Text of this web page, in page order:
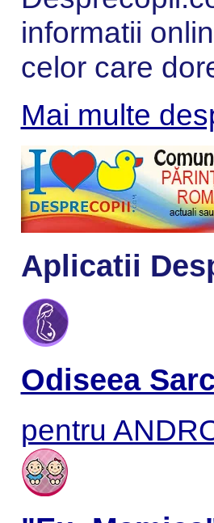
informatii
celor care
Mai multe
Aplicatii
Odiseea
pentru